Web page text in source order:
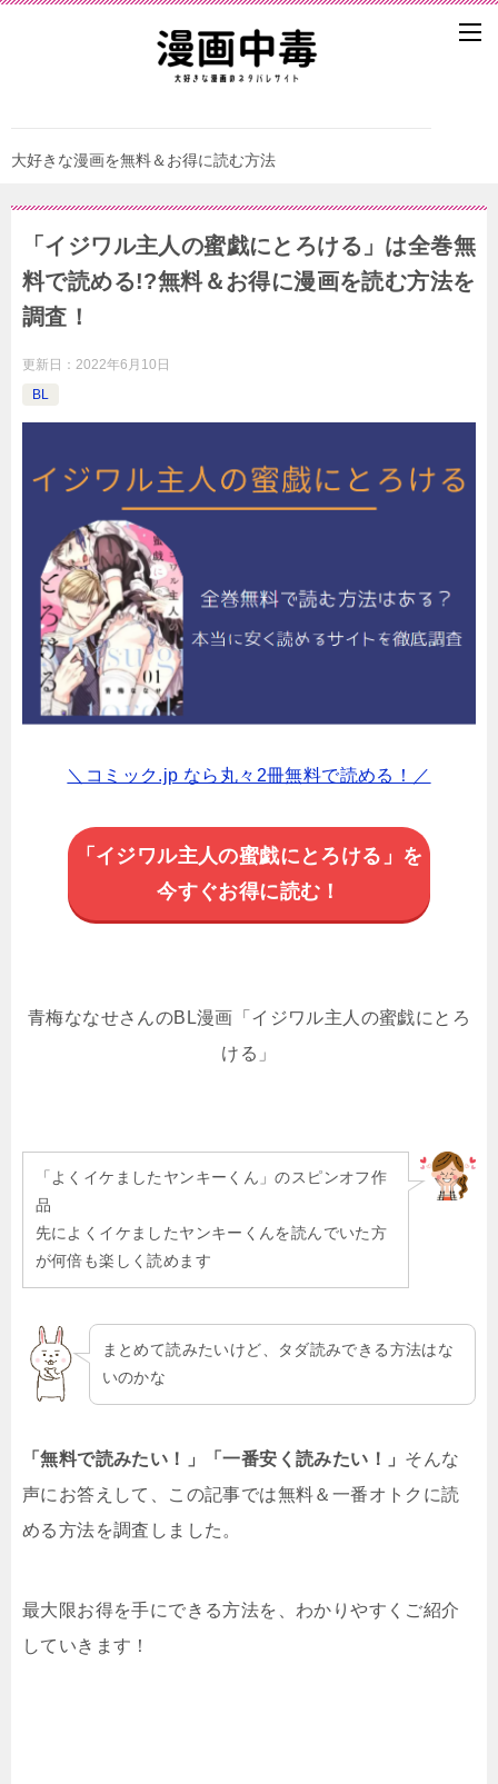
大好きな漫画を無料＆お得に読む方法
「イジワル主人の蜜戯にとろける」は全巻無
料で読める!?無料＆お得に漫画を読む⽅法を
調査！
更新日： 2022年6月10日
BL
＼コミック.jp なら丸々2冊無料で読める！／
「イジワル主人の蜜戯にとろける」を
今すぐお得に読む！
青梅ななせさんのBL漫画「イジワル主人の蜜戯にとろ
ける」
「よくイケましたヤンキーくん」のスピンオフ作
品
先によくイケましたヤンキーくんを読んでいた方
が何倍も楽しく読めます
まとめて読みたいけど、タダ読みできる方法はな
いのかな
「無料で読みたい！」「一番安く読みたい！」 そんな
声にお答えして、この記事では無料＆一番オトクに読
める方法を調査しました。
最大限お得を手にできる方法を、わかりやすくご紹介
していきます！